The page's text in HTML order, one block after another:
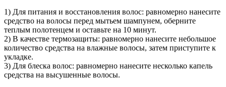
1) Для питания и восстановления волос: равномерно нанесите
средство на волосы перед мытьем шампунем, оберните
теплым полотенцем и оставьте на 10 минут.
2) В качестве термозащиты: равномерно нанесите небольшое
количество средства на влажные волосы, затем приступите к
укладке.
3) Для блеска волос: равномерно нанесите несколько капель
средства на высушенные волосы.